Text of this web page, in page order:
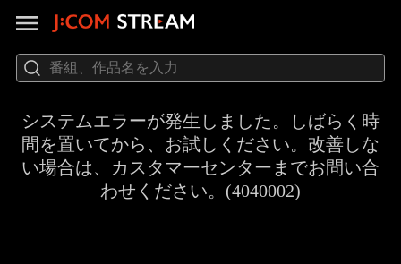
システムエラーが発生しました。しばらく時
間を置いてから、お試しください。改善しな
い場合は、カスタマーセンターまでお問い合
わせください。(4040002)